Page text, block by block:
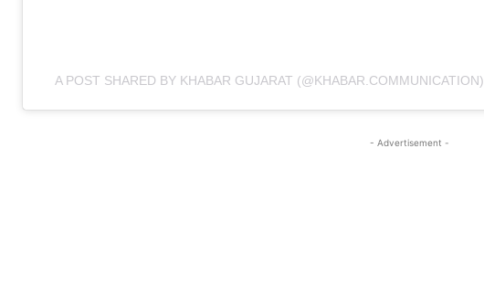
A POST SHARED BY KHABAR GUJARAT (@KHABAR.COMMUNICATION)
- Advertisement -